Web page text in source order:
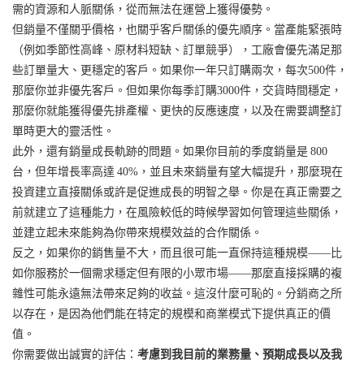
需的資源和人脈關係，從而無法在運營上獲得優勢。
但銷量不僅關乎價格，也關乎客戶關係的優先順序。當產能緊張時
（例如季節性高峰、原材料短缺、訂單競爭），工廠會優先滿足那
些訂單量大、更穩定的客戶。如果你一年只訂購兩次，每次500件，
那麼你並非優先客戶。但如果你每季訂購3000件，交貨時間穩定，
那麼你就能獲得優先排產權、更快的反應速度，以及在需要調整訂
單時更大的靈活性。
此外，還有銷量成長軌跡的問題。如果你目前的季度銷量是 800
台，但年增長率高達 40%，並且未來銷量有望大幅提升，那麼現在
投資建立直接關係或許是促進成長的明智之舉。你是在真正需要之
前就建立了這種能力，在風險較低的時候學習如何管理這些關係，
並建立起未來能夠為你帶來規模效益的合作關係。
反之，如果你的銷售量不大，而且很可能一直保持這種規模——比
如你服務於一個需求穩定但有限的小眾市場——那麼直接採購的複
雜性可能永遠無法帶來足夠的收益。這沒什麼可恥的。分銷商之所
以存在，是因為他們能在特定的規模和商業模式下提供真正的價
值。
你需要做出誠實的評估： 考慮到我目前的業務量、預期成長以及我